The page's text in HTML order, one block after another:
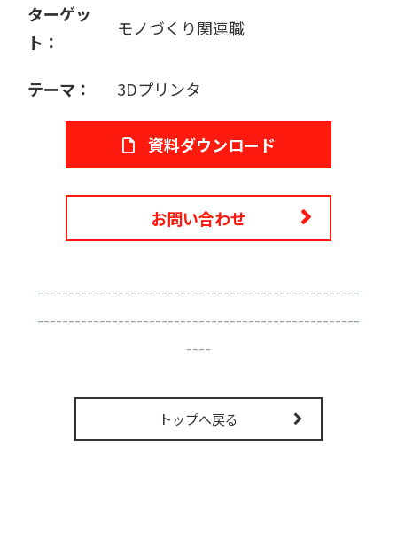
ターゲッ
ト：
モノづくり関連職
テーマ： 3Dプリンタ
資料ダウンロード
お問い合わせ
----------------------------------------------------
----------------------------------------------------
----
トップへ戻る